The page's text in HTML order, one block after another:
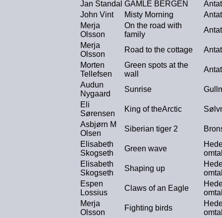
Jan Standal GAMLE BERGEN
John Vint
Misty Morning
Merja
Olsson
On the road with
family
Merja
Olsson
Road to the cottage
Morten
Tellefsen
Green spots at the
wall
Audun
Nygaard
Sunrise
Eli
Sørensen
King of theArctic
Asbjørn M
Olsen
Siberian tiger 2
Elisabeth
Skogseth
Green wave
Elisabeth
Skogseth
Shaping up
Espen
Lossius
Claws of an Eagle
Merja
Olsson
Fighting birds